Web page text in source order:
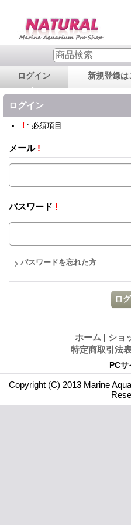
ログイン 新規登録は
ログイン
! : 必須項目
メール !
パスワード !
パスワードを忘れた方
ホーム | ショ
特定商取引法
PCサ
Copyright (C) 2013 Marine